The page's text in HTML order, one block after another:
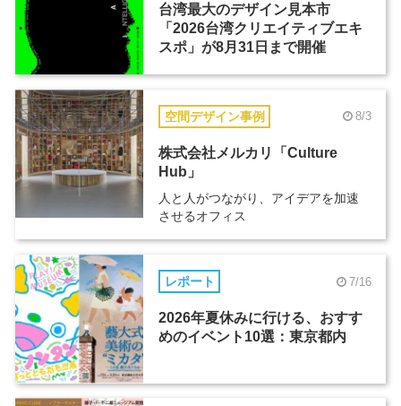
台湾最大のデザイン見本市
「2026台湾クリエイティブエキ
スポ」が8月31日まで開催
空間デザイン事例 8/3
株式会社メルカリ「Culture
Hub」
人と人がつながり、アイデアを加速
させるオフィス
レポート 7/16
2026年夏休みに行ける、おすす
めのイベント10選：東京都内